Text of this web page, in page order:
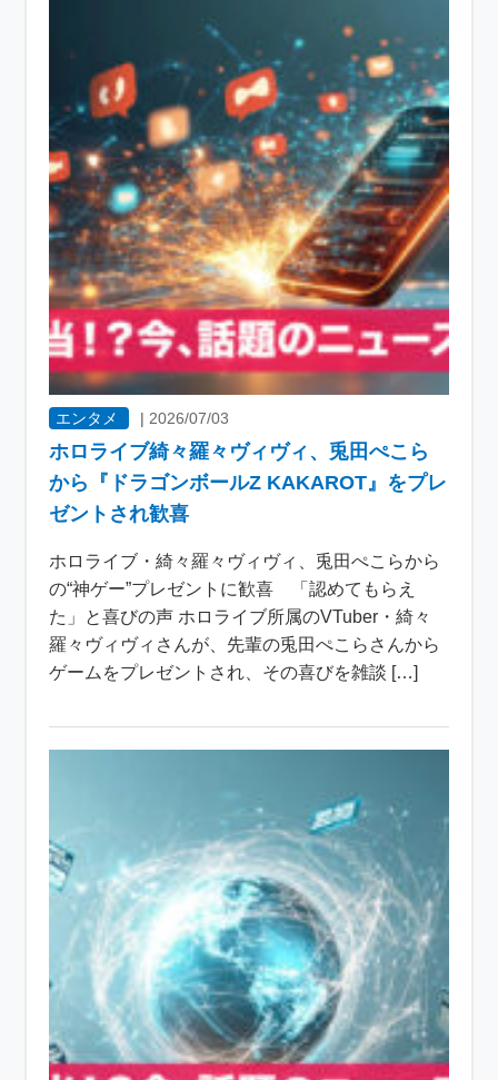
エンタメ | 2026/07/03
ホロライブ綺々羅々ヴィヴィ、兎田ぺこら
から『ドラゴンボールZ KAKAROT』をプレ
ゼントされ歓喜
ホロライブ・綺々羅々ヴィヴィ、兎田ぺこらから
の“神ゲー”プレゼントに歓喜 「認めてもらえ
た」と喜びの声 ホロライブ所属のVTuber・綺々
羅々ヴィヴィさんが、先輩の兎田ぺこらさんから
ゲームをプレゼントされ、その喜びを雑談 […]